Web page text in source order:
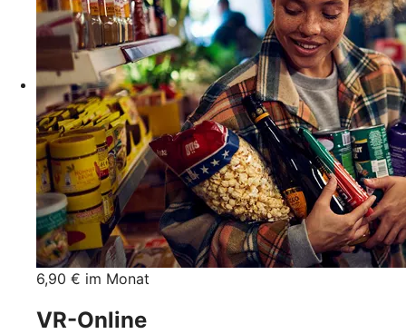
6,90 € im Monat
VR-Online